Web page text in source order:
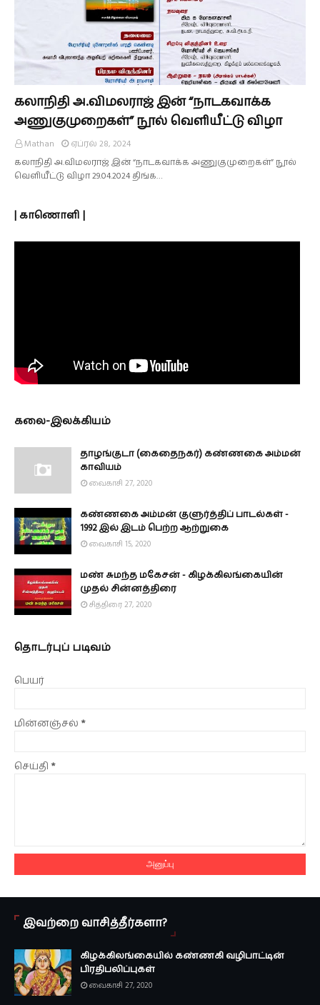
கலாநிதி அ.விமலராஜ் இன் “நாடகவாக்க
அணுகுமுறைகள்” நூல் வெளியீட்டு விழா
Mathan
ஏப்ரல் 28, 2024
கலாநிதி அ.விமலராஜ் இன் “நாடகவாக்க அணுகுமுறைகள்” நூல்
வெளியீட்டு விழா 29.04.2024 திங்க…
| காணொளி |
கலை-இலக்கியம்
தாழங்குடா (கைதைநகர்) கண்ணகை அம்மன்
காவியம்
வைகாசி 27, 2020
கண்ணகை அம்மன் குளுர்த்திப் பாடல்கள் -
1992 இல் இடம் பெற்ற ஆற்றுகை
வைகாசி 15, 2020
மண் சுமந்த மகேசன் - கிழக்கிலங்கையின்
முதல் சின்னத்திரை
சித்திரை 27, 2020
தொடர்புப் படிவம்
பெயர்
மின்னஞ்சல் *
செய்தி *
இவற்றை வாசித்தீர்களா?
கிழக்கிலங்கையில் கண்ணகி வழிபாட்டின்
பிரதிபலிப்புகள்
வைகாசி 27, 2020